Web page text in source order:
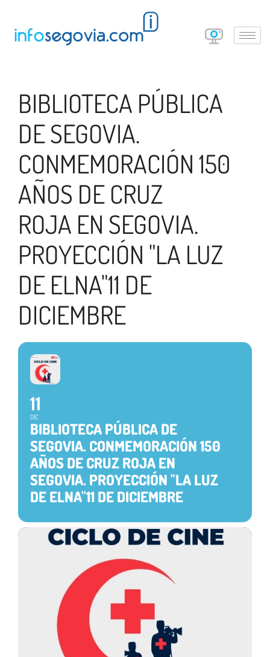
BIBLIOTECA PÚBLICA
DE SEGOVIA.
CONMEMORACIÓN 150
AÑOS DE CRUZ
ROJA EN SEGOVIA.
PROYECCIÓN "LA LUZ
DE ELNA"11 DE
DICIEMBRE
11
DIC
BIBLIOTECA PÚBLICA DE
SEGOVIA. CONMEMORACIÓN 150
AÑOS DE CRUZ ROJA EN
SEGOVIA. PROYECCIÓN "LA LUZ
DE ELNA"11 DE DICIEMBRE